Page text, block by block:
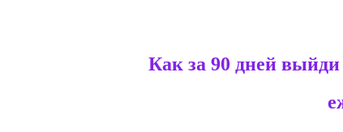
Как за 90 дней выйди